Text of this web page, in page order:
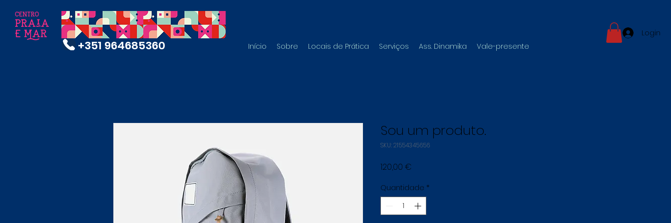
Início Sobre Locais de Prática Serviços Ass. Dinamika Vale-presente
+351 964685360
Login
Sou um produto.
SKU: 21554345656
120,00 €
Quantidade *